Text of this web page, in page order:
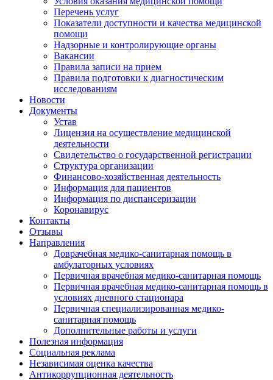
Перечень услуг
Показатели доступности и качества медицинской
помощи
Надзорные и контролирующие органы
Вакансии
Правила записи на прием
Правила подготовки к диагностическим
исследованиям
Новости
Документы
Устав
Лицензия на осуществление медицинской
деятельности
Свидетельство о государственной регистрации
Структура организации
Финансово-хозяйственная деятельность
Информация для пациентов
Информация по диспансеризации
Коронавирус
Контакты
Отзывы
Направления
Доврачебная медико-санитарная помощь в
амбулаторных условиях
Первичная врачебная медико-санитарная помощь
Первичная врачебная медико-санитарная помощь в
условиях дневного стационара
Первичная специализированная медико-
санитарная помощь
Дополнительные работы и услуги
Полезная информация
Социальная реклама
Независимая оценка качества
Антикоррупционная деятельность